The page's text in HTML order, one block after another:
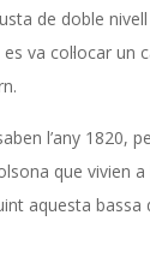
de doble
va col·locar
l’any 1820,
que vivien
aquesta